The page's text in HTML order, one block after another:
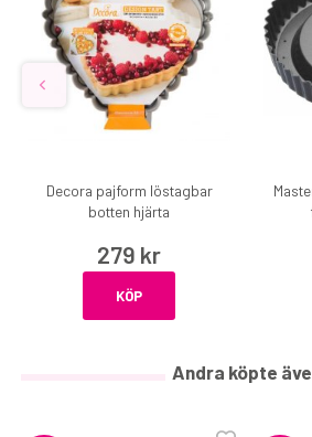
Decora pajform löstagbar
botten hjärta
279 kr
KÖP
Andra köpte